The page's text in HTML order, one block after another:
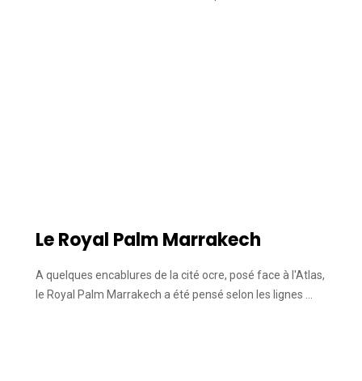
Le Royal Palm Marrakech
A quelques encablures de la cité ocre, posé face à l'Atlas,
le Royal Palm Marrakech a été pensé selon les lignes …